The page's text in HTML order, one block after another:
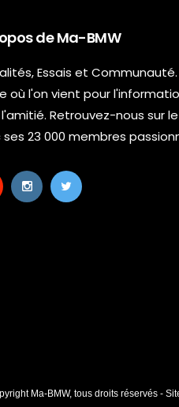
de Ma-BMW
Essais et Communauté.
où l'on vient pour
Retrouvez-nous sur
23 000 membres
Ma-BMW, tous droits réservés -